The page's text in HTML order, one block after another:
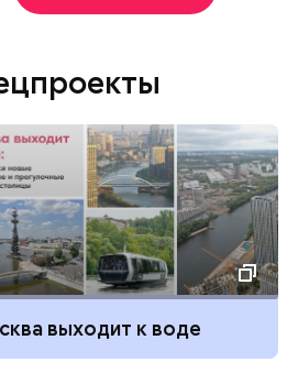
выходит к воде